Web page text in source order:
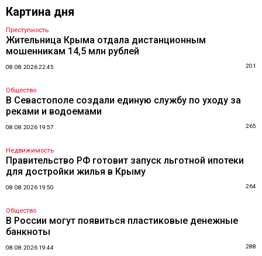
Картина дня
Преступность
Жительница Крыма отдала дистанционным
мошенникам 14,5 млн рублей
08.08.2026 22:45 201
Общество
В Севастополе создали единую службу по уходу за
реками и водоемами
08.08.2026 19:57 265
Недвижимость
Правительство РФ готовит запуск льготной ипотеки
для достройки жилья в Крыму
08.08.2026 19:50 264
Общество
В России могут появиться пластиковые денежные
банкноты
08.08.2026 19:44 288